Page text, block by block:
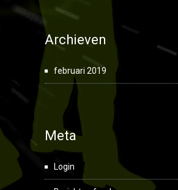
Archieven
februari 2019
Meta
Login